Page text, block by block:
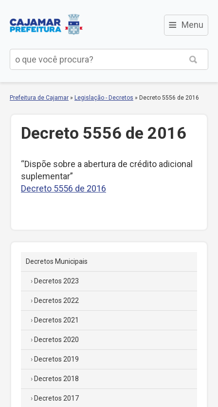
≡ Menu
Prefeitura de Cajamar » Legislação - Decretos » Decreto 5556 de 2016
Decreto 5556 de 2016
“Dispõe sobre a abertura de crédito adicional
suplementar”
Decreto 5556 de 2016
Decretos Municipais
Decretos 2023
Decretos 2022
Decretos 2021
Decretos 2020
Decretos 2019
Decretos 2018
Decretos 2017